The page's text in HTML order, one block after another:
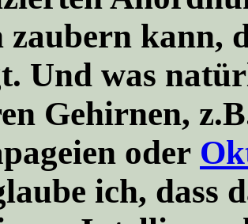
zaubern kann,
Und was
Gehirnen,
oder
ich, dass